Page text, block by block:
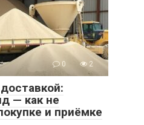
0 2
— как не
и приёмке